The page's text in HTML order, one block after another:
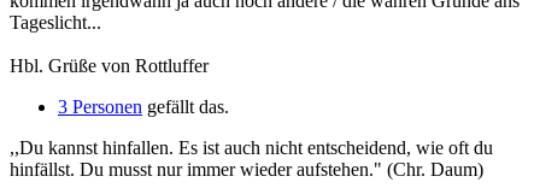
Tageslicht...
Hbl. Grüße von Rottluffer
3 Personen gefällt das.
,,Du kannst hinfallen. Es ist auch nicht entscheidend, wie oft du
hinfällst. Du musst nur immer wieder aufstehen." (Chr. Daum)